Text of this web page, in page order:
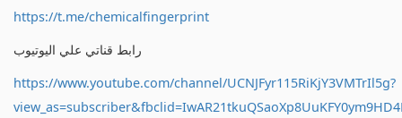
https://t.me/chemicalfingerprint
رابط قناتي علي اليوتيوب
https://www.youtube.com/channel/UCNJFyr115RiKjY3VMTrIl5g?